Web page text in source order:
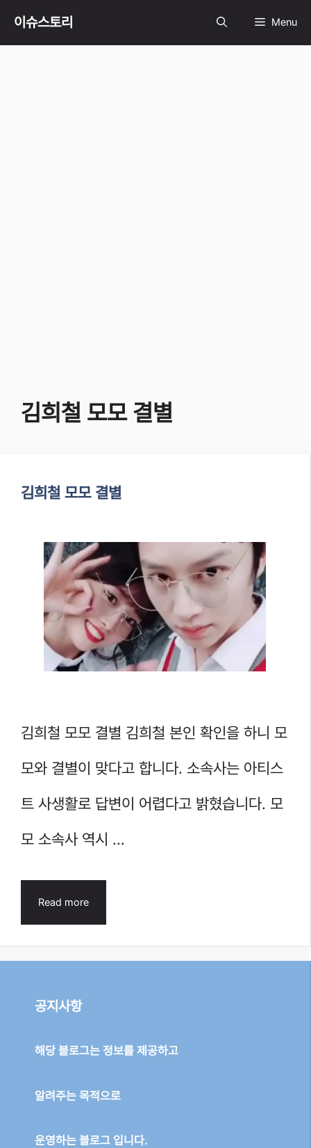
Skip이슈스토리 Menu
김희철 모모 결별
김희철 모모 결별
김희철 모모 결별 김희철 본인 확인을 하니 모
모와 결별이 맞다고 합니다. 소속사는 아티스
트 사생활로 답변이 어렵다고 밝혔습니다. 모
모 소속사 역시 …
Read more
공지사항
해당 블로그는 정보를 제공하고
알려주는 목적으로
운영하는 블로그 입니다.